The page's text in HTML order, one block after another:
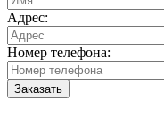
Адрес:
Номер телефона:
Заказать